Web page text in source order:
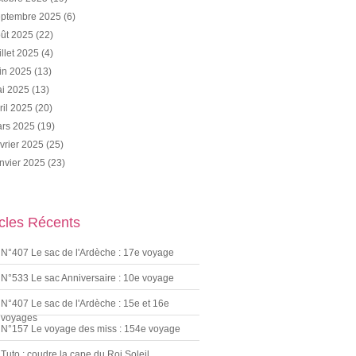
2025 (6)
2025 (22)
2025 (4)
2025 (13)
2025 (13)
2025 (20)
2025 (19)
2025 (25)
2025 (23)
Récents
N°407 Le sac de l'Ardèche : 17e voyage
N°533 Le sac Anniversaire : 10e voyage
N°407 Le sac de l'Ardèche : 15e et 16e
voyages
N°157 Le voyage des miss : 154e voyage